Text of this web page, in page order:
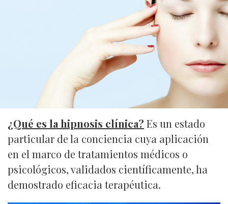
¿Qué es la hipnosis clínica? Es un estado
particular de la conciencia cuya aplicación
en el marco de tratamientos médicos o
psicológicos, validados científicamente, ha
demostrado eficacia terapéutica.